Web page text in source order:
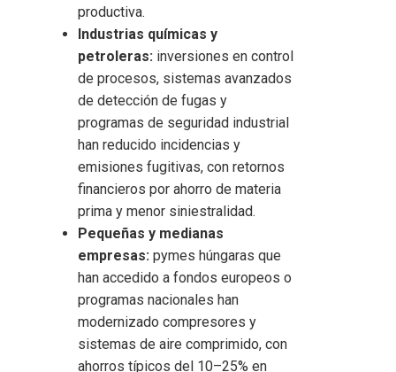
productiva.
Industrias químicas y
petroleras: inversiones en control
de procesos, sistemas avanzados
de detección de fugas y
programas de seguridad industrial
han reducido incidencias y
emisiones fugitivas, con retornos
financieros por ahorro de materia
prima y menor siniestralidad.
Pequeñas y medianas
empresas: pymes húngaras que
han accedido a fondos europeos o
programas nacionales han
modernizado compresores y
sistemas de aire comprimido, con
ahorros típicos del 10–25% en